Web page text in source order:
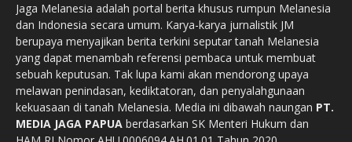
Jaga Melanesia adalah portal berita khusus rumpun Melanesia
dan Indonesia secara umum. Karya-karya jurnalistik JM
berupaya menyajikan berita terkini seputar tanah Melanesia
yang dapat menambah referensi pembaca untuk membuat
sebuah keputusan. Tak lupa kami akan mendorong upaya
melawan penindasan, kediktatoran, dan penyalahgunaan
kekuasaan di tanah Melanesia. Media ini dibawah naungan PT.
MEDIA JAGA PAPUA berdasarkan SK Menteri Hukum dan